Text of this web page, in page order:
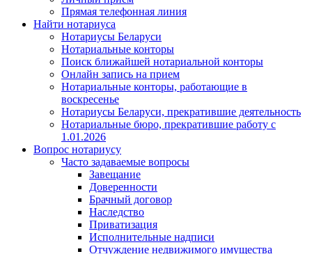
Прямая телефонная линия
Найти нотариуса
Нотариусы Беларуси
Нотариальные конторы
Поиск ближайшей нотариальной конторы
Онлайн запись на прием
Нотариальные конторы, работающие в
воскресенье
Нотариусы Беларуси, прекратившие деятельность
Нотариальные бюро, прекратившие работу с
1.01.2026
Вопрос нотариусу
Часто задаваемые вопросы
Завещание
Доверенности
Брачный договор
Наследство
Приватизация
Исполнительные надписи
Отчуждение недвижимого имущества